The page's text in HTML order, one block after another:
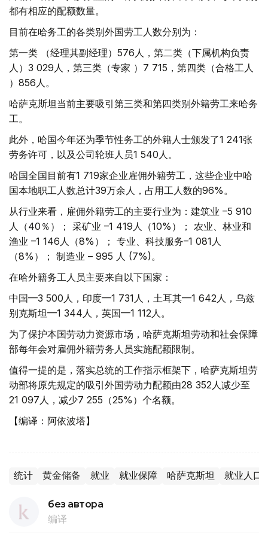
都有相应的配额数量。
目前在哈务工的各类别外国劳工人数分别为：
第一类 （经理其副经理）576人，第二类（下属机构负责
人）3 029人，第三类（专家 ）7 715，第四类（合格工人
）856人。
哈萨克斯坦当前主要吸引第三类和第四类别外籍劳工来哈务
工。
此外，哈国今年还为季节性务工的外籍人士颁发了1 241张
劳务许可，以及公司轮班人员1 540人。
哈国全国目前有1 719家企业雇佣外籍劳工，这些企业中哈
国本地职工人数总计39万余人，占用工人数的96%。
从行业来看，雇佣外籍劳工的主要行业为：建筑业 –5 910
人（40％）； 采矿业 –1 419人（10%）； 农业、林业和
渔业 –1 146人（8%）； 专业、科技服务–1 081人
（8%）； 制造业 – 995 人 (7%)。
在哈外籍务工人员主要来自以下国家：
中国—3 500人，印度—1 731人，土耳其—1 642人，乌兹
别克斯坦—1 344人，英国—1 112人。
为了保护本国劳动力资源市场，哈萨克斯坦劳动和社会保障
部每年会对雇佣外籍劳务人员实施配额限制。
值得一提的是，落实总统的工作指示框架下，哈萨克斯坦劳
动部将原先规定的吸引外国劳动力配额由28 352人减少至
21 097人，减少7 255（25%）个名额。
【编译：阿依波塔】
统计 黄金储备 就业 就业保障 哈萨克斯坦 就业人口
без автора
编译